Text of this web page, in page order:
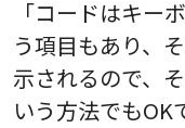
「コードはキー
う項目もあり、
示されるので、
いう方法でもOK